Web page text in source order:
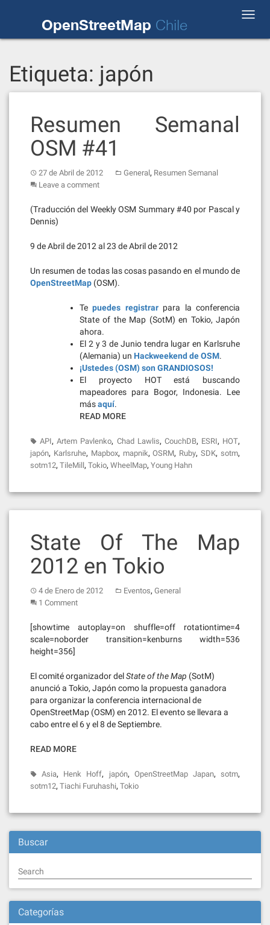
OpenStreetMap Chile
Etiqueta: japón
Resumen Semanal
OSM #41
27 de Abril de 2012 General, Resumen Semanal
Leave a comment
(Traducción del Weekly OSM Summary #40 por Pascal y
Dennis)
9 de Abril de 2012 al 23 de Abril de 2012
Un resumen de todas las cosas pasando en el mundo de
OpenStreetMap (OSM).
Tepuedes registrarpara la conferencia
State of the Map (SotM) en Tokio, Japón
ahora.
El 2 y 3 de Junio tendra lugar en Karlsruhe
(Alemania) un Hackweekend de OSM.
¡Ustedes (OSM) son GRANDIOSOS!
El proyecto HOT está buscando
mapeadores para Bogor, Indonesia. Lee
másaquí.
READ MORE
API,Artem Pavlenko, Chad Lawlis, CouchDB, ESRI, HOT,
japón, Karlsruhe, Mapbox, mapnik,OSRM, Ruby,SDK,sotm,
sotm12, TileMill, Tokio, WheelMap, Young Hahn
State Of The Map
2012 en Tokio
4 de Enero de 2012 Eventos, General
1 Comment
[showtime autoplay=on shuffle=off rotationtime=4
scale=noborder transition=kenburns width=536
height=356]
El comité organizador delState of the Map (SotM)
anunció a Tokio, Japón como la propuesta ganadora
para organizar la conferencia internacional de
OpenStreetMap (OSM) en 2012. El evento se llevara a
cabo entre el 6 y el 8 de Septiembre.
READ MORE
Asia, Henk Hoff, japón, OpenStreetMap Japan,sotm,
sotm12, Tiachi Furuhashi, Tokio
Buscar
Search
Categorías